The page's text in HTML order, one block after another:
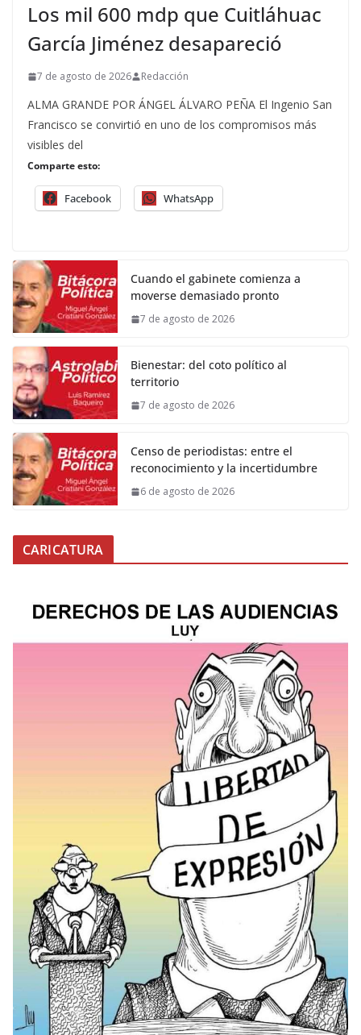
Los mil 600 mdp que Cuitláhuac
García Jiménez desapareció
7 de agosto de 2026 Redacción
ALMA GRANDE POR ÁNGEL ÁLVARO PEÑA El Ingenio San
Francisco se convirtió en uno de los compromisos más
visibles del
Comparte esto:
Facebook WhatsApp
Cuando el gabinete comienza a
moverse demasiado pronto
7 de agosto de 2026
Bienestar: del coto político al
territorio
7 de agosto de 2026
Censo de periodistas: entre el
reconocimiento y la incertidumbre
6 de agosto de 2026
CARICATURA